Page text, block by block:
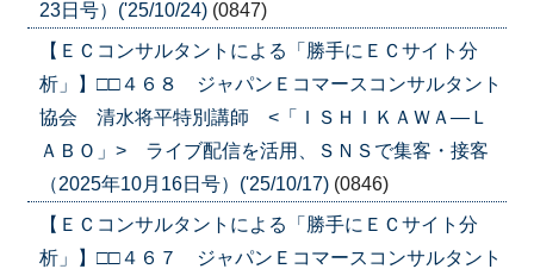
23日号）('25/10/24) (0847)
【ＥＣコンサルタントによる「勝手にＥＣサイト分
析」】□□４６８ ジャパンＥコマースコンサルタント
協会 清水将平特別講師 <「ＩＳＨＩＫＡＷＡ―Ｌ
ＡＢＯ」> ライブ配信を活用、ＳＮＳで集客・接客
（2025年10月16日号）('25/10/17) (0846)
【ＥＣコンサルタントによる「勝手にＥＣサイト分
析」】□□４６７ ジャパンＥコマースコンサルタント